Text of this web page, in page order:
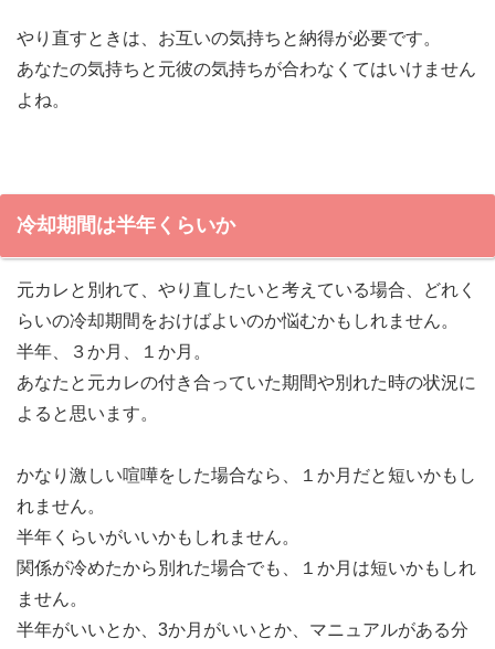
やり直すときは、お互いの気持ちと納得が必要です。
あなたの気持ちと元彼の気持ちが合わなくてはいけません
よね。
冷却期間は半年くらいか
元カレと別れて、やり直したいと考えている場合、どれく
らいの冷却期間をおけばよいのか悩むかもしれません。
半年、３か月、１か月。
あなたと元カレの付き合っていた期間や別れた時の状況に
よると思います。
かなり激しい喧嘩をした場合なら、１か月だと短いかもし
れません。
半年くらいがいいかもしれません。
関係が冷めたから別れた場合でも、１か月は短いかもしれ
ません。
半年がいいとか、3か月がいいとか、マニュアルがある分